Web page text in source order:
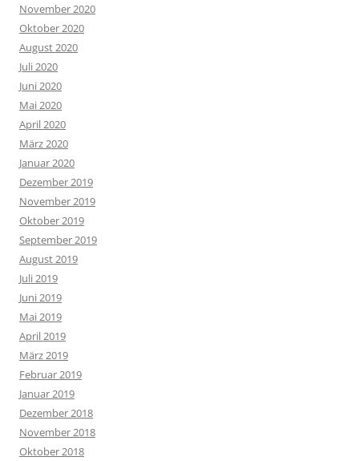
November 2020
Oktober 2020
August 2020
Juli 2020
Juni 2020
Mai 2020
April 2020
März 2020
Januar 2020
Dezember 2019
November 2019
Oktober 2019
September 2019
August 2019
Juli 2019
Juni 2019
Mai 2019
April 2019
März 2019
Februar 2019
Januar 2019
Dezember 2018
November 2018
Oktober 2018